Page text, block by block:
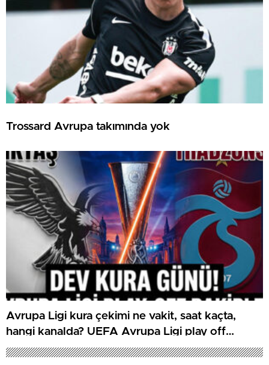
Trossard Avrupa takımında yok
Avrupa Ligi kura çekimi ne vakit, saat kaçta,
hangi kanalda? UEFA Avrupa Ligi play off
Beşiktaş ve Trabzonspor olası rakipleri